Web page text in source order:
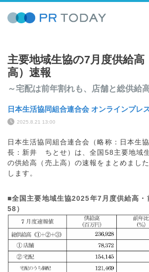
主要地域生協の7月度供給高
高）速報
～宅配は前年割れも、店舗と総供給
日本生活協同組合連合会 オンラインプレ
2025.8.21 13:00
日本生活協同組合連合会（略称：日本生
長：新井 ちとせ）は、全国58主要地域
の供給高（売上高）の速報をまとめまし
します。
■全国主要地域生協2025年7月度供給高・
58）